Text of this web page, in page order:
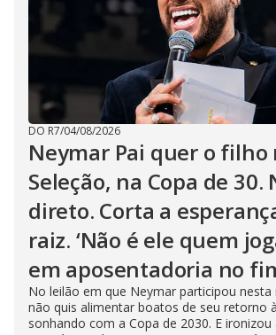
DO R7/04/08/2026
Neymar Pai quer o filho
Seleção, na Copa de 30.
direto. Corta a
raiz. ‘Não é ele quem
em aposentadoria no
No leilão em que Neymar participou
não quis alimentar boatos de seu retorno
sonhando com a Copa de 2030. E ironizou